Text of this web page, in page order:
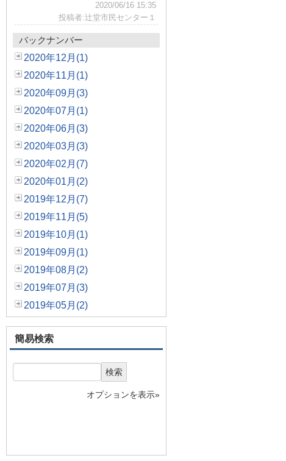
2020/06/16 15:35
投稿者:辻堂市民センター１
バックナンバー
2020年12月(1)
2020年11月(1)
2020年09月(3)
2020年07月(1)
2020年06月(3)
2020年03月(3)
2020年02月(7)
2020年01月(2)
2019年12月(7)
2019年11月(5)
2019年10月(1)
2019年09月(1)
2019年08月(2)
2019年07月(3)
2019年05月(2)
簡易検索
検索
オプションを表示»